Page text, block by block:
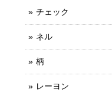
チェック
ネル
柄
レーヨン